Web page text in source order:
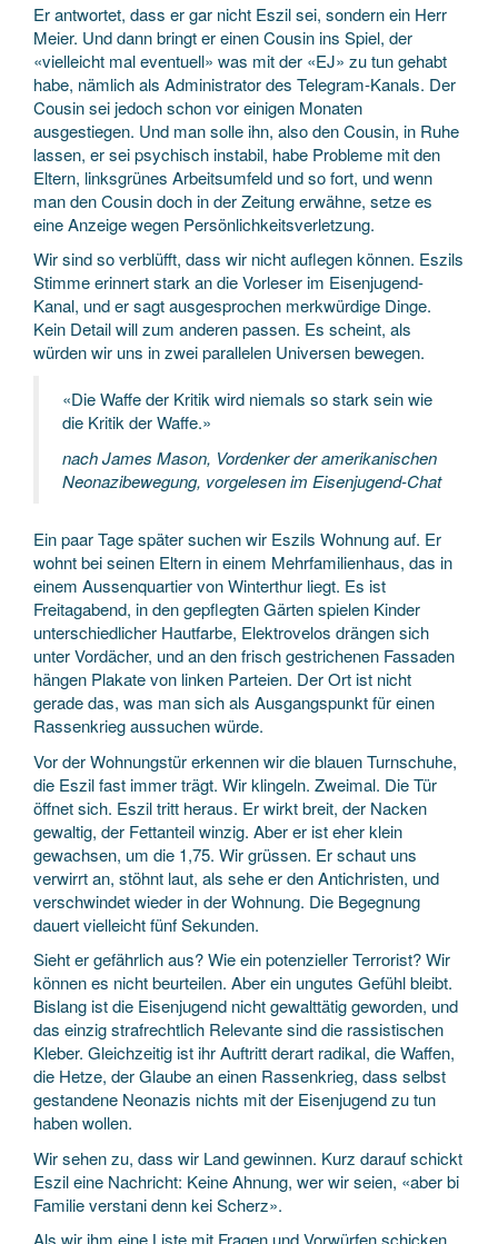
Er antwortet, dass er gar nicht Eszil sei, sondern ein Herr
Meier. Und dann bringt er einen Cousin ins Spiel, der
«vielleicht mal eventuell» was mit der «EJ» zu tun gehabt
habe, nämlich als Administrator des Telegram-Kanals. Der
Cousin sei jedoch schon vor einigen Monaten
ausgestiegen. Und man solle ihn, also den Cousin, in Ruhe
lassen, er sei psychisch instabil, habe Probleme mit den
Eltern, linksgrünes Arbeitsumfeld und so fort, und wenn
man den Cousin doch in der Zeitung erwähne, setze es
eine Anzeige wegen Persönlichkeitsverletzung.
Wir sind so verblüfft, dass wir nicht auflegen können. Eszils
Stimme erinnert stark an die Vorleser im Eisenjugend-
Kanal, und er sagt ausgesprochen merkwürdige Dinge.
Kein Detail will zum anderen passen. Es scheint, als
würden wir uns in zwei parallelen Universen bewegen.
«Die Waffe der Kritik wird niemals so stark sein wie
die Kritik der Waffe.»
nach James Mason, Vordenker der amerikanischen
Neonazibewegung, vorgelesen im Eisenjugend-Chat
Ein paar Tage später suchen wir Eszils Wohnung auf. Er
wohnt bei seinen Eltern in einem Mehrfamilienhaus, das in
einem Aussenquartier von Winterthur liegt. Es ist
Freitagabend, in den gepflegten Gärten spielen Kinder
unterschiedlicher Hautfarbe, Elektrovelos drängen sich
unter Vordächer, und an den frisch gestrichenen Fassaden
hängen Plakate von linken Parteien. Der Ort ist nicht
gerade das, was man sich als Ausgangspunkt für einen
Rassenkrieg aussuchen würde.
Vor der Wohnungstür erkennen wir die blauen Turnschuhe,
die Eszil fast immer trägt. Wir klingeln. Zweimal. Die Tür
öffnet sich. Eszil tritt heraus. Er wirkt breit, der Nacken
gewaltig, der Fettanteil winzig. Aber er ist eher klein
gewachsen, um die 1,75. Wir grüssen. Er schaut uns
verwirrt an, stöhnt laut, als sehe er den Antichristen, und
verschwindet wieder in der Wohnung. Die Begegnung
dauert vielleicht fünf Sekunden.
Sieht er gefährlich aus? Wie ein potenzieller Terrorist? Wir
können es nicht beurteilen. Aber ein ungutes Gefühl bleibt.
Bislang ist die Eisenjugend nicht gewalttätig geworden, und
das einzig strafrechtlich Relevante sind die rassistischen
Kleber. Gleichzeitig ist ihr Auftritt derart radikal, die Waffen,
die Hetze, der Glaube an einen Rassenkrieg, dass selbst
gestandene Neonazis nichts mit der Eisenjugend zu tun
haben wollen.
Wir sehen zu, dass wir Land gewinnen. Kurz darauf schickt
Eszil eine Nachricht: Keine Ahnung, wer wir seien, «aber bi
Familie verstani denn kei Scherz».
Als wir ihm eine Liste mit Fragen und Vorwürfen schicken,